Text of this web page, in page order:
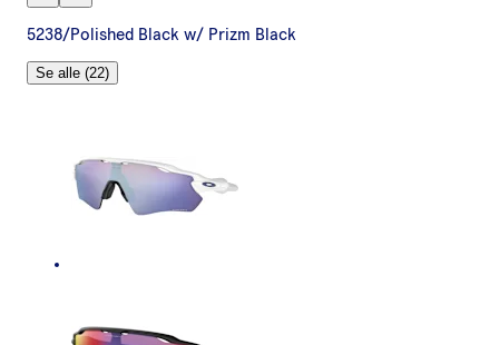
5238/Polished Black w/ Prizm Black
Se alle (22)